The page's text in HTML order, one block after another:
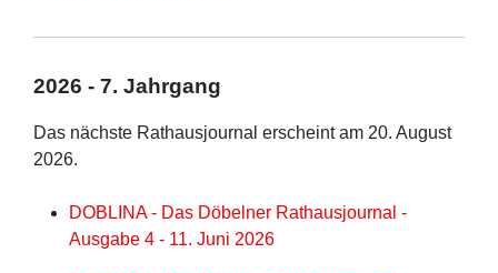
2026 - 7. Jahrgang
Das nächste Rathausjournal erscheint am 20. August
2026.
DOBLINA - Das Döbelner Rathausjournal -
Ausgabe 4 - 11. Juni 2026